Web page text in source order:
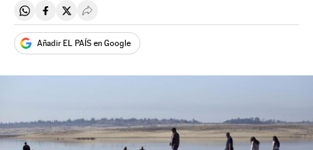
Compartir en Whatsapp
Compartir en Facebook
Compartir en Twitter
Desplegar Redes Sociales
Añadir EL PAÍS en Google